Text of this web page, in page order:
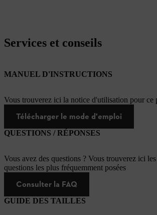
Services et conseils
MANUEL D'INSTRUCTIONS
Vous trouverez ici la notice d'utilisation pour
Télécharger le mode d'emploi
QUESTIONS / RÉPONSES
Vous avez des questions ? Vous trouverez ici
questions les plus fréquemment posées
Consulter la FAQ
GUIDE DES TAILLES